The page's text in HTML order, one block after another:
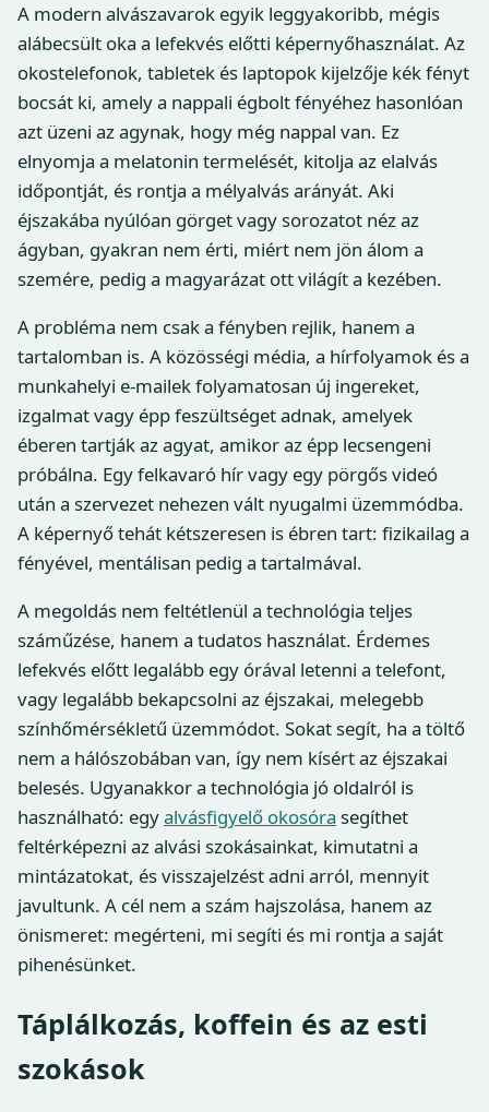
A modern alvászavarok egyik leggyakoribb, mégis
alábecsült oka a lefekvés előtti képernyőhasználat. Az
okostelefonok, tabletek és laptopok kijelzője kék fényt
bocsát ki, amely a nappali égbolt fényéhez hasonlóan
azt üzeni az agynak, hogy még nappal van. Ez
elnyomja a melatonin termelését, kitolja az elalvás
időpontját, és rontja a mélyalvás arányát. Aki
éjszakába nyúlóan görget vagy sorozatot néz az
ágyban, gyakran nem érti, miért nem jön álom a
szemére, pedig a magyarázat ott világít a kezében.
A probléma nem csak a fényben rejlik, hanem a
tartalomban is. A közösségi média, a hírfolyamok és a
munkahelyi e-mailek folyamatosan új ingereket,
izgalmat vagy épp feszültséget adnak, amelyek
éberen tartják az agyat, amikor az épp lecsengeni
próbálna. Egy felkavaró hír vagy egy pörgős videó
után a szervezet nehezen vált nyugalmi üzemmódba.
A képernyő tehát kétszeresen is ébren tart: fizikailag a
fényével, mentálisan pedig a tartalmával.
A megoldás nem feltétlenül a technológia teljes
száműzése, hanem a tudatos használat. Érdemes
lefekvés előtt legalább egy órával letenni a telefont,
vagy legalább bekapcsolni az éjszakai, melegebb
színhőmérsékletű üzemmódot. Sokat segít, ha a töltő
nem a hálószobában van, így nem kísért az éjszakai
belesés. Ugyanakkor a technológia jó oldalról is
használható: egyalvásfigyelő okosóra segíthet
feltérképezni az alvási szokásainkat, kimutatni a
mintázatokat, és visszajelzést adni arról, mennyit
javultunk. A cél nem a szám hajszolása, hanem az
önismeret: megérteni, mi segíti és mi rontja a saját
pihenésünket.
Táplálkozás, koffein és az esti
szokások